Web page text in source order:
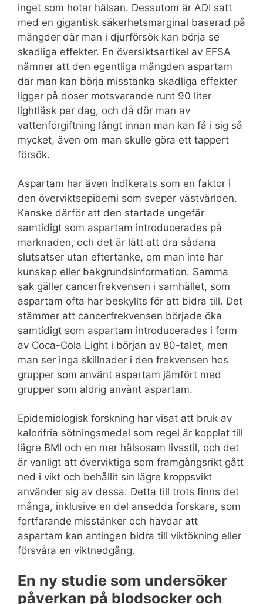
inget som hotar hälsan. Dessutom är ADI satt
med en gigantisk säkerhetsmarginal baserad på
mängder där man i djurförsök kan börja se
skadliga effekter. En översiktsartikel av EFSA
nämner att den egentliga mängden aspartam
där man kan börja misstänka skadliga effekter
ligger på doser motsvarande runt 90 liter
lightläsk per dag, och då dör man av
vattenförgiftning långt innan man kan få i sig så
mycket, även om man skulle göra ett tappert
försök.
Aspartam har även indikerats som en faktor i
den överviktsepidemi som sveper västvärlden.
Kanske därför att den startade ungefär
samtidigt som aspartam introducerades på
marknaden, och det är lätt att dra sådana
slutsatser utan eftertanke, om man inte har
kunskap eller bakgrundsinformation. Samma
sak gäller cancerfrekvensen i samhället, som
aspartam ofta har beskyllts för att bidra till. Det
stämmer att cancerfrekvensen började öka
samtidigt som aspartam introducerades i form
av Coca-Cola Light i början av 80-talet, men
man ser inga skillnader i den frekvensen hos
grupper som använt aspartam jämfört med
grupper som aldrig använt aspartam.
Epidemiologisk forskning har visat att bruk av
kalorifria sötningsmedel som regel är kopplat till
lägre BMI och en mer hälsosam livsstil, och det
är vanligt att överviktiga som framgångsrikt gått
ned i vikt och behållit sin lägre kroppsvikt
använder sig av dessa. Detta till trots finns det
många, inklusive en del ansedda forskare, som
fortfarande misstänker och hävdar att
aspartam kan antingen bidra till viktökning eller
försvåra en viktnedgång.
En ny studie som undersöker
påverkan på blodsocker och